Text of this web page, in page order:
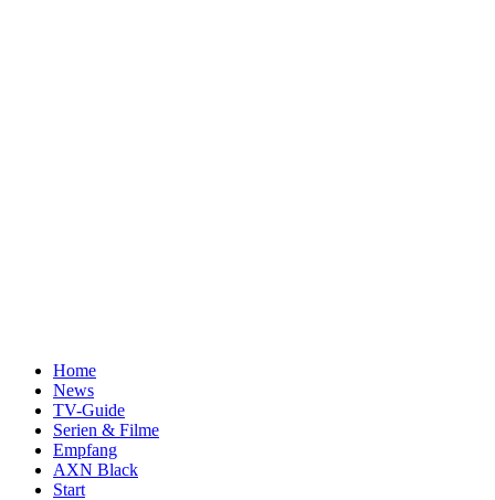
Home
News
TV-Guide
Serien & Filme
Empfang
AXN Black
Start